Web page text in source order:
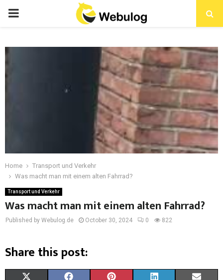
Home
Transport und Verkehr
Was macht man mit einem alten Fahrrad?
Transport und Verkehr
Was macht man mit einem alten Fahrrad?
Published by Webulog.de October 30, 2024 0 822
Share this post: